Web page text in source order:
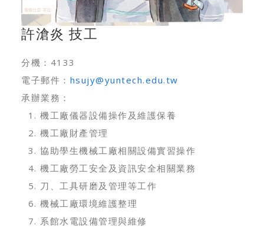
許滄炎 技工
分機：4133
電子郵件： hsujy@yuntech.edu.tw
承辦業務：
機工廠儀器設備操作及維護保養
機工廠財產管理
協助學生機械工廠相關設備實習操作
機工廠勞工安全及資訊安全相關業務
刀、工具研磨及管理等工作
機械工廠環境維護整理
系館水電設備管理與維修